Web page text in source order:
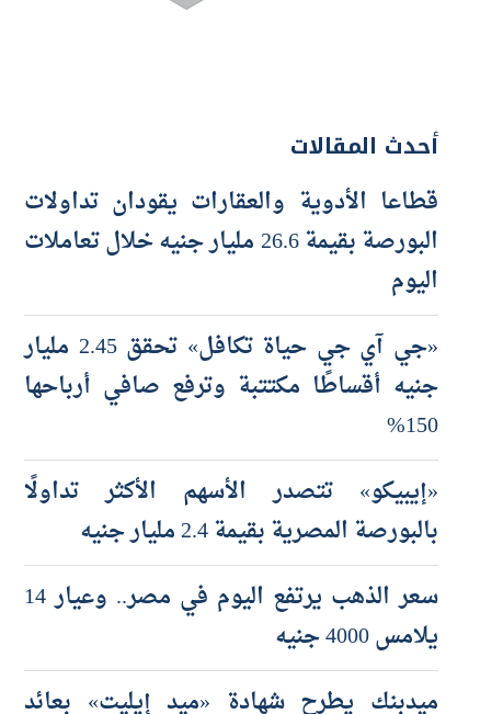
البورصة بقيمة 26.6 مليار جنيه خلال تعاملات
اليوم
«جي آي جي حياة تكافل» تحقق 2.45 مليار
جنيه أقساطًا مكتتبة وترفع صافي أرباحها
150%
«إيبيكو» تتصدر الأسهم الأكثر تداولًا
بالبورصة المصرية بقيمة 2.4 مليار جنيه
سعر الذهب يرتفع اليوم في مصر.. وعيار 14
يلامس 4000 جنيه
ميدبنك يطرح شهادة «ميد إيليت» بعائد